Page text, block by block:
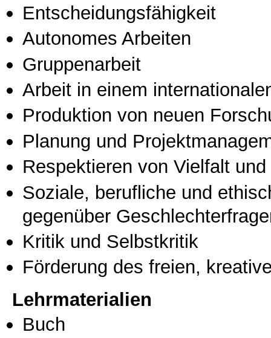
Entscheidungsfähigkeit
Autonomes Arbeiten
Gruppenarbeit
Arbeit in einem
Produktion von neuen
Planung und
Respektieren von Vielfalt
Soziale, berufliche und
gegenüber
Kritik und Selbstkritik
Förderung des freien,
Lehrmaterialien
Buch